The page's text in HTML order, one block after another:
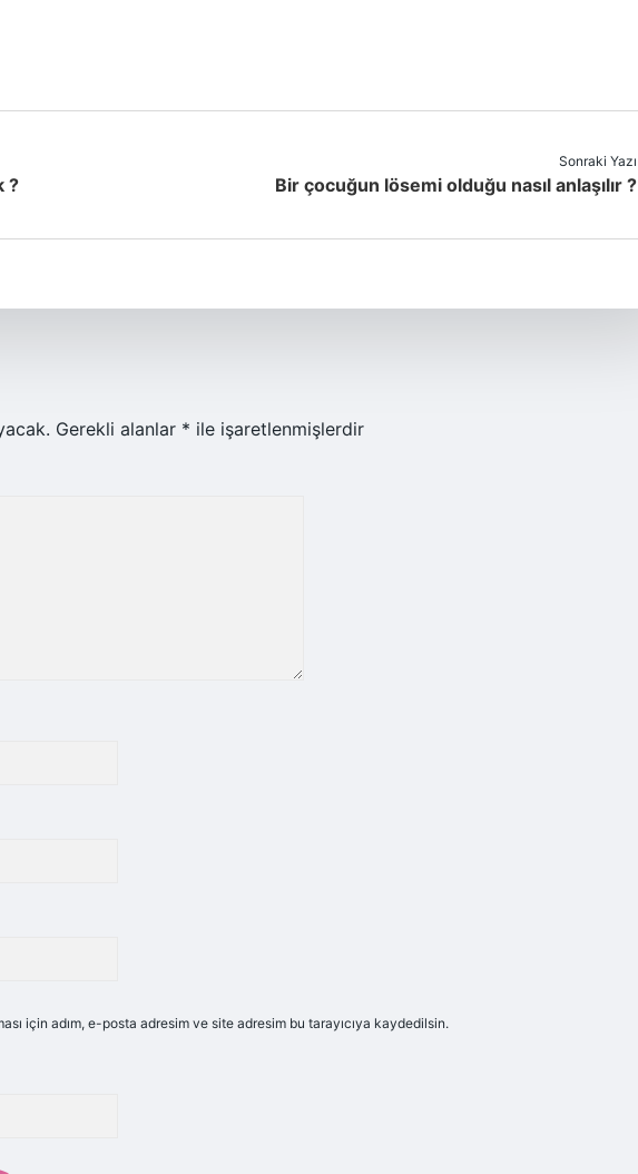
?
Sonraki Yazı
Bir çocuğun lösemi olduğu nasıl anlaşılır ?
Gerekli alanlar * ile işaretlenmişlerdir
için adım, e-posta adresim ve site adresim bu tarayıcıya kaydedilsin.